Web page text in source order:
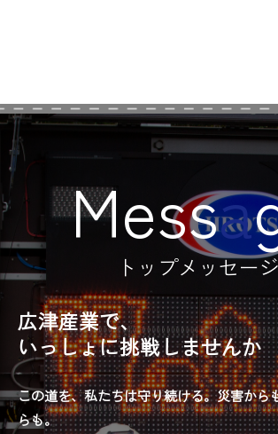
Messa
ト ッ プメ ッセージ
広津産業で、
いっしょに挑戦しませんか
この道を、私たちは守り続ける。災害から
らも。